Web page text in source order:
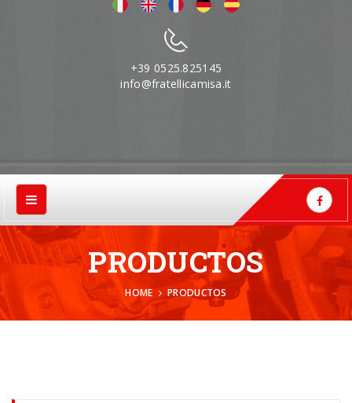
+39 0525.825145
info@fratellicamisa.it
PRODUCTOS
HOME PRODUCTOS